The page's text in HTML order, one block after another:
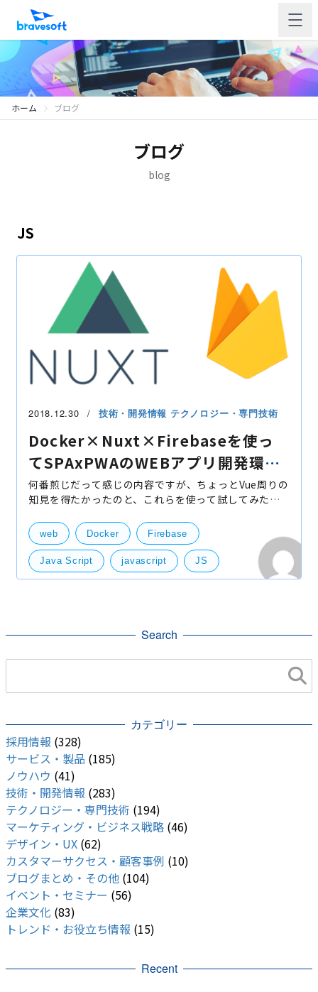
ホーム ブログ
ブログ
blog
JS
2018.12.30 技術・開発情報 テクノロジー・専門技術
Docker×Nuxt×Firebaseを使っ
てSPAxPWAのWEBアプリ開発環境
を構築する
何番煎じだって感じの内容ですが、ちょっとVue周りの
知見を得たかったのと、これらを使って試してみたい
したhtml,css,jsファイル類を置く所までの記事とする
のでFi
web Docker Firebase
Java Script javascript JS
Search
カテゴリー
採用情報 (328)
サービス・製品 (185)
ノウハウ (41)
技術・開発情報 (283)
テクノロジー・専門技術 (194)
マーケティング・ビジネス戦略 (46)
デザイン・UX (62)
カスタマーサクセス・顧客事例 (10)
ブログまとめ・その他 (104)
イベント・セミナー (56)
企業文化 (83)
トレンド・お役立ち情報 (15)
Recent